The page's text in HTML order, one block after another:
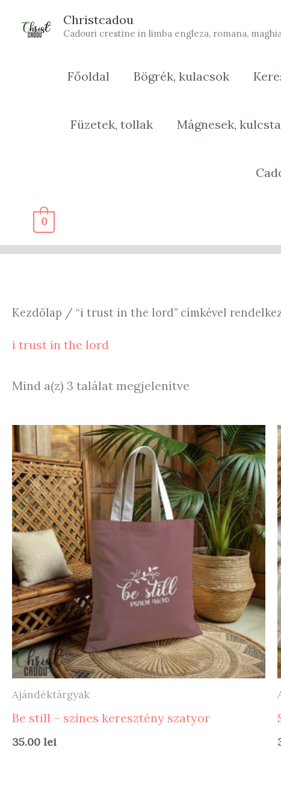
Christcadou
Cadouri crestine in limba engleza, romana,
Főoldal Bögrék, kulacsok
Füzetek, tollak Mágnesek,
0
Kezdőlap / “i trust in the lord” címkével
i trust in the lord
Mind a(z) 3 találat megjelenítve
Ajándéktárgyak
Be still – szines keresztény szatyor
35.00 lei